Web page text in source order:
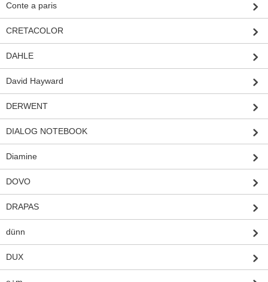
Conte a paris
CRETACOLOR
DAHLE
David Hayward
DERWENT
DIALOG NOTEBOOK
Diamine
DOVO
DRAPAS
dünn
DUX